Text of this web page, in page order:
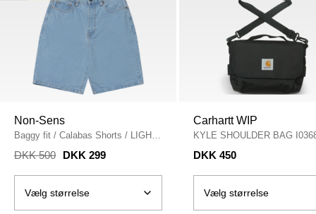
Non-Sens
Baggy fit / Calabas Shorts /
LIGHT
BLUE
DKK 500 DKK 299
Carhartt WIP
KYLE SHOULDER BAG
BAGS / BLACK
DKK 450